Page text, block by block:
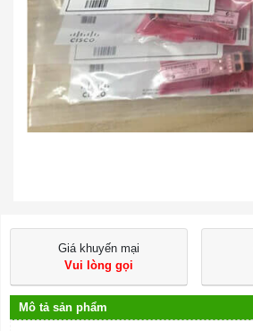
Giá khuyến mại
Vui lòng gọi
Mô tả sản phẩm